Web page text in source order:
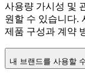
사용량 가시성 및
원할 수 있습니다.
제품 구성과 계약
내 브랜드를 사용할